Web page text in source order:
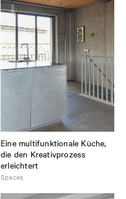
Eine multifunktionale Küche,
die den Kreativprozess
erleichtert
Spaces